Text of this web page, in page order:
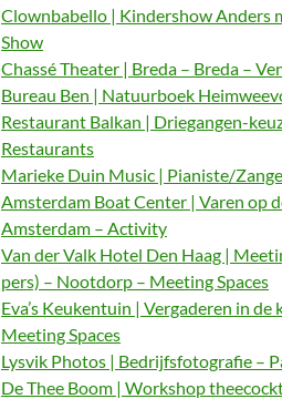
Clownbabello | Kindershow Anders
Show
Chassé Theater | Breda – Breda –
Bureau Ben | Natuurboek
Restaurant Balkan | Driegangen-
Restaurants
Marieke Duin Music | Pianiste/
Amsterdam Boat Center | Varen op
Amsterdam – Activity
Van der Valk Hotel Den Haag |
pers) – Nootdorp – Meeting Spaces
Eva’s Keukentuin | Vergaderen in de
Meeting Spaces
Lysvik Photos | Bedrijfsfotografie –
De Thee Boom | Workshop